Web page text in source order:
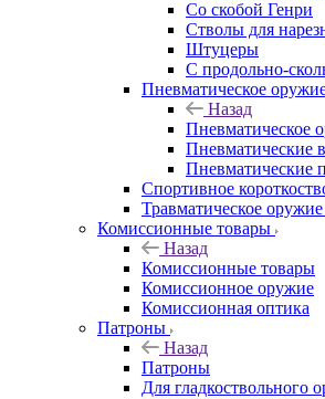
Со скобой Генри
Стволы для
Штуцеры
С продольно-
Пневматическое
Назад
Пневматическое
Пневматические
Пневматические
Спортивное
Травматическое
Комиссионные товары
Назад
Комиссионные товары
Комиссионное оружие
Комиссионная оптика
Патроны
Назад
Патроны
Для гладкоствольного